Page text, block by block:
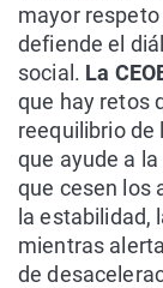
mayor
defiende el
social. La
que hay retos
reequilibrio de
que ayude a
que cesen los
la estabilidad,
mientras
de